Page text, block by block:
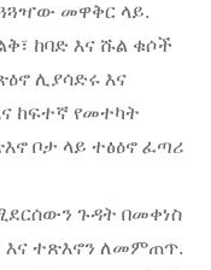
መዋቅር ላይ.
ከባድ እና ሹል ቁሶች
ሊያሳድሩ እና
ከፍተኛ የመተካት
ቦታ ላይ ተፅዕኖ ፈጣሪ
ጉዳት በመቀነስ
እና ተጽእኖን ለመምጠጥ.